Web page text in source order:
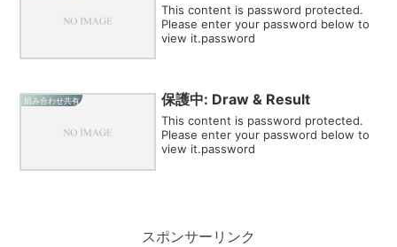
This content is password protected.
Please enter your password below to
view it.password
組み合わせ共有 保護中: Draw & Result
This content is password protected.
Please enter your password below to
view it.password
スポンサーリンク